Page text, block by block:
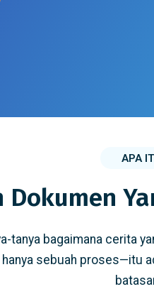
APA
Dokumen
tanya bagaimana cerita
sebuah proses—itu